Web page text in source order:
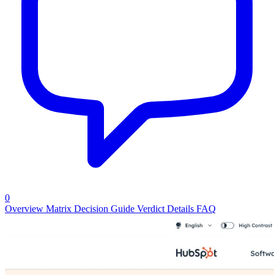
0
Overview Matrix Decision Guide Verdict Details FAQ